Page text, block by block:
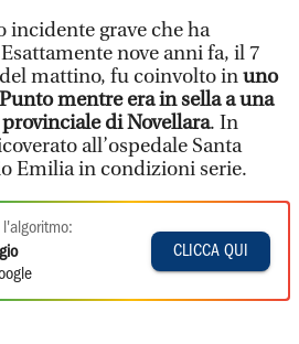
incidente grave che ha
nove anni fa, il 7
mattino, fu coinvolto inuno
mentre era in sella a una
di Novellara. In
all’ospedale Santa
Emilia in condizioni serie.
CLICCA QUI